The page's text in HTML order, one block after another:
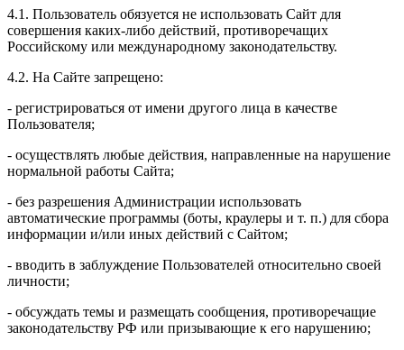
4.1. Пользователь обязуется не использовать Сайт для
совершения каких-либо действий, противоречащих
Российскому или международному законодательству.
4.2. На Сайте запрещено:
- регистрироваться от имени другого лица в качестве
Пользователя;
- осуществлять любые действия, направленные на нарушение
нормальной работы Сайта;
- без разрешения Администрации использовать
автоматические программы (боты, краулеры и т. п.) для сбора
информации и/или иных действий с Сайтом;
- вводить в заблуждение Пользователей относительно своей
личности;
- обсуждать темы и размещать сообщения, противоречащие
законодательству РФ или призывающие к его нарушению;